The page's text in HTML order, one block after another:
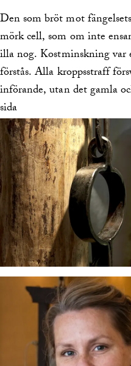
Den som bröt mot
mörk cell, som om inte
illa nog. Kostminskning var
förstås. Alla kroppsstraff
införande, utan det gamla
sida